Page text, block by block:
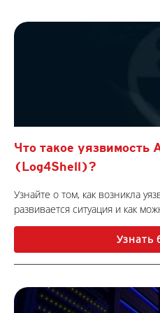
Что такое уязвимость
(Log4Shell)?
Узнайте о том, как возникла
развивается ситуация и как
Узнать